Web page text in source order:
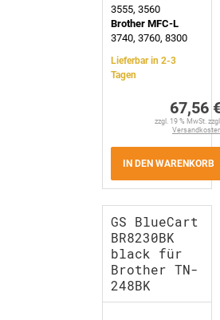
3555, 3560
Brother MFC-L
3740, 3760, 8300
Lieferbar in 2-3
Tagen
67,56
zzgl. 19 % MwSt.
IN DEN WARENKORB
GS BlueCart
BR8230BK
black für
Brother TN-
248BK